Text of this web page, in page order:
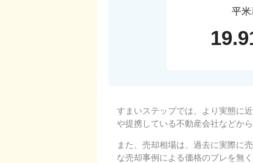
平米
すまいステップでは、より実態に
や提携している不動産会社などか
また、売却相場は、過去に実際に
な売却事例による価格のブレを無